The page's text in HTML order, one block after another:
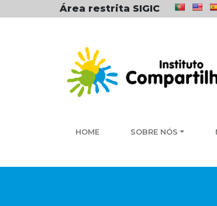
Área restrita SIGIC
HOME SOBRE NÓS